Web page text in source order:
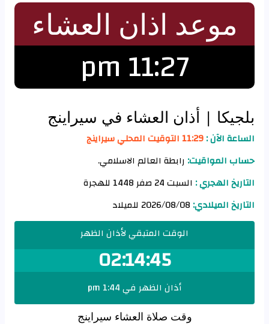
موعد اذان العشاء
11:27 pm
بلجيكا | أذان العشاء في سيراينج
الساعة الآن :11:29 التوقيت المحلي سيراينج
حساب المواقيت: رابطة العالم الاسلامي.
التاريخ الهجري : السبت 24 صفر 1448 للهجرة
التاريخ الميلادي:
الوقت المتبقي لأذان الظهر
02:14:45
أذان الظهر في 1:44 pm
وقت صلاة العشاء سيراينج